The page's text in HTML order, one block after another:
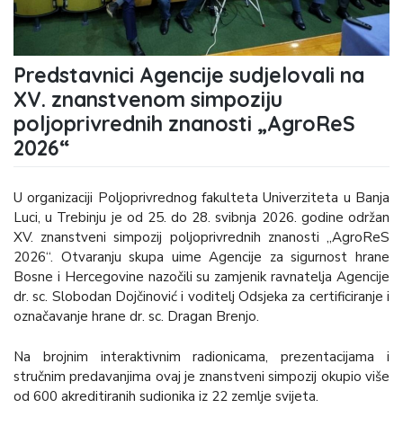
Predstavnici Agencije sudjelovali na
XV. znanstvenom simpoziju
poljoprivrednih znanosti „AgroReS
2026“
U organizaciji Poljoprivrednog fakulteta Univerziteta u Banja
Luci, u Trebinju je od 25. do 28. svibnja 2026. godine održan
XV. znanstveni simpozij poljoprivrednih znanosti „AgroReS
2026“. Otvaranju skupa uime Agencije za sigurnost hrane
Bosne i Hercegovine nazočili su zamjenik ravnatelja Agencije
dr. sc. Slobodan Dojčinović i voditelj Odsjeka za certificiranje i
označavanje hrane dr. sc. Dragan Brenjo.
Na brojnim interaktivnim radionicama, prezentacijama i
stručnim predavanjima ovaj je znanstveni simpozij okupio više
od 600 akreditiranih sudionika iz 22 zemlje svijeta.